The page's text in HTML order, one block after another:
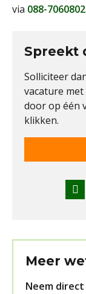
via 088-7060802
Spreekt
Solliciteer
vacature
door op één
klikken.
Meer
Neem